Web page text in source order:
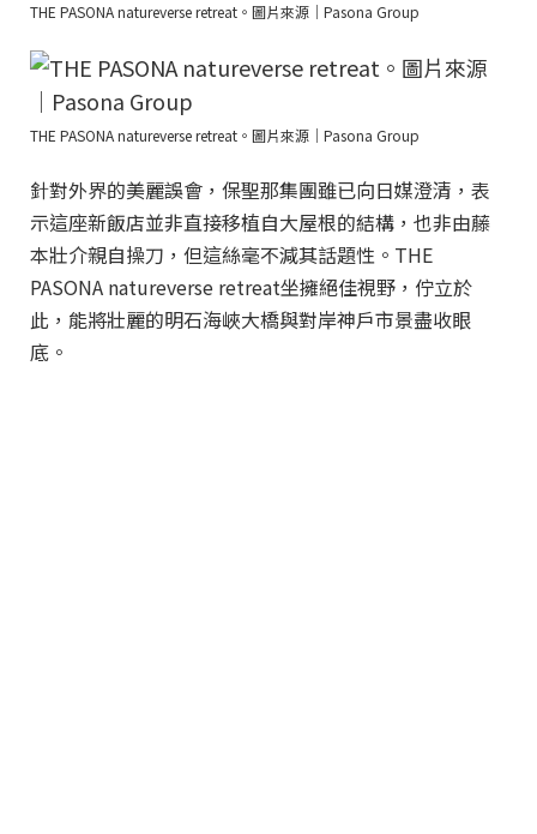
THE PASONA natureverse retreat。圖片來源｜Pasona Group
THE PASONA natureverse retreat。圖片來源｜Pasona Group
針對外界的美麗誤會，保聖那集團雖已向日媒澄清，表
示這座新飯店並非直接移植自大屋根的結構，也非由藤
本壯介親自操刀，但這絲毫不減其話題性。THE
PASONA natureverse retreat坐擁絕佳視野，佇立於
此，能將壯麗的明石海峽大橋與對岸神戶市景盡收眼
底。